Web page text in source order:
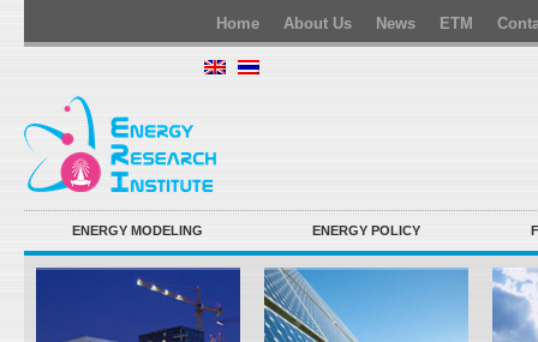
Home About Us News ETM
ENERGY MODELING ENERGY POLICY